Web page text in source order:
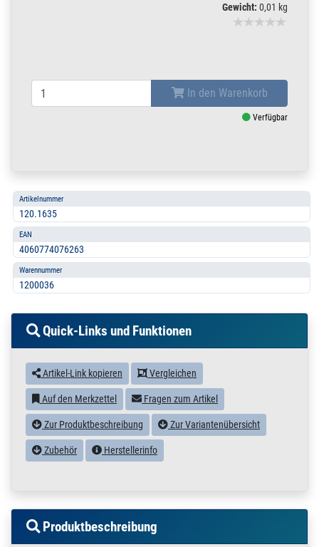
Gewicht: 0,01 kg
In den Warenkorb
Verfügbar
Artikelnummer
120.1635
EAN
4060774076263
Warennummer
1200036
Quick-Links und Funktionen
Artikel-Link kopieren Vergleichen
Auf den Merkzettel Fragen zum Artikel
Zur Produktbeschreibung Zur Variantenübersicht
Zubehör Herstellerinfo
Produktbeschreibung